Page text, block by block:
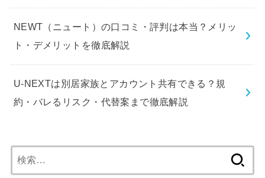
NEWT（ニュート）の口コミ・評判は本当？メリッ
ト・デメリットを徹底解説
U-NEXTは別居家族とアカウント共有できる？規
約・バレるリスク・代替案まで徹底解説
索: